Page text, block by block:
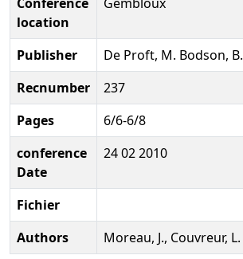
location
Publisher
De Proft, M. Bodson, B.
Recnumber
237
Pages
6/6-6/8
conference
Date
24 02 2010
Fichier
Authors
Moreau, J., Couvreur, L.